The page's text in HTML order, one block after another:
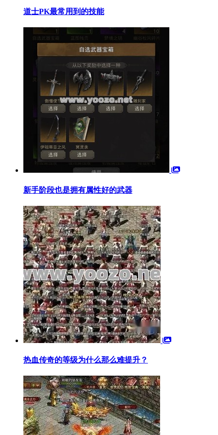
道士PK最常用到的技能
新手阶段也是拥有属性好的武器
热血传奇的等级为什么那么难提升？